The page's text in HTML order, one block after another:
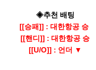
◈추천 배팅
[[승패]] : 대한항공 승
[[핸디]] : 대한항공 승
[[U/O]] : 언더 ▼